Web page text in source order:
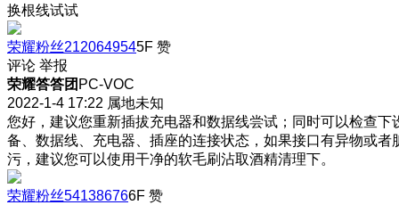
换根线试试
荣耀粉丝2120649545F 赞
评论 举报
荣耀答答团 PC-VOC
2022-1-4 17:22 属地未知
您好，建议您重新插拔充电器和数据线尝试；同时可以检查下
备、数据线、充电器、插座的连接状态，如果接口有异物或者
污，建议您可以使用干净的软毛刷沾取酒精清理下。
荣耀粉丝541386766F 赞